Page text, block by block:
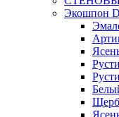
Экошпон